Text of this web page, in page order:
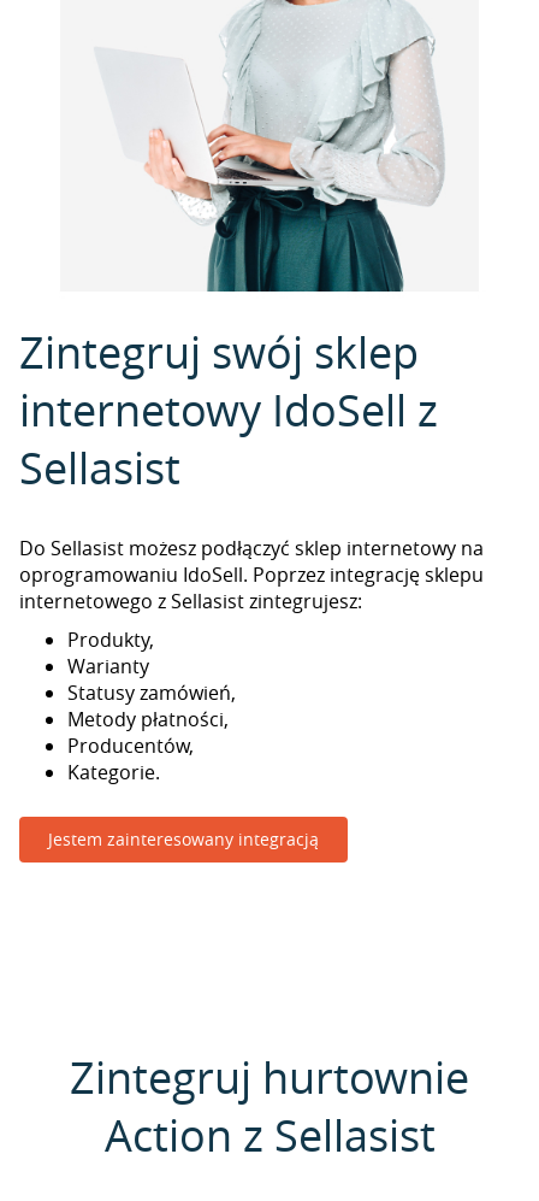
Zintegruj swój sklep
internetowy IdoSell z
Sellasist
Do Sellasist możesz podłączyć sklep internetowy na
oprogramowaniu IdoSell. Poprzez integrację sklepu
internetowego z Sellasist zintegrujesz:
Produkty,
Warianty
Statusy zamówień,
Metody płatności,
Producentów,
Kategorie.
Jestem zainteresowany integracją
Zintegruj hurtownie
Action z Sellasist